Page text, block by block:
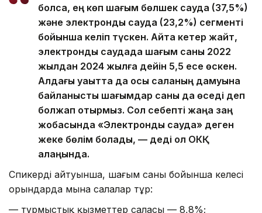
болсақ, ең көп шағым бөлшек сауда (37,5%)
және электронды сауда (23,2%) сегменті
бойынша келіп түскен. Айта кетер жайт,
электронды саудада шағым саны 2022
жылдан 2024 жылға дейін 5,5 есе өскен.
Алдағы уақытта да осы саланың дамуына
байланысты шағымдар саны да өседі деп
болжап отырмыз. Сол себепті жаңа заң
жобасында «Электронды сауда» деген
жеке бөлім болады, — деді ол ОКҚ
алаңында.
Спикердің айтуынша, шағым саны бойынша келесі
орындарда мына салалар тұр:
— тұрмыстық қызметтер саласы — 8,8%;